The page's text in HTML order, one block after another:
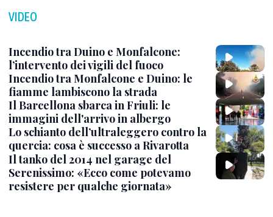
VIDEO
Incendio tra Duino e Monfalcone:
l’intervento dei vigili del fuoco
Incendio tra Monfalcone e Duino: le
fiamme lambiscono la strada
Il Barcellona sbarca in Friuli: le
immagini dell'arrivo in albergo
Lo schianto dell’ultraleggero contro la
quercia: cosa è successo a Rivarotta
Il tanko del 2014 nel garage del
Serenissimo: «Ecco come potevamo
resistere per qualche giornata»